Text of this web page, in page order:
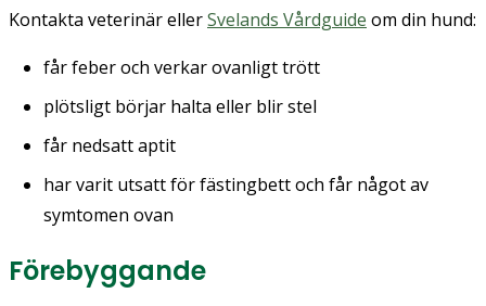
Kontakta veterinär ellerSvelands Vårdguide om din hund:
får feber och verkar ovanligt trött
plötsligt börjar halta eller blir stel
får nedsatt aptit
har varit utsatt för fästingbett och får något av
symtomen ovan
Förebyggande